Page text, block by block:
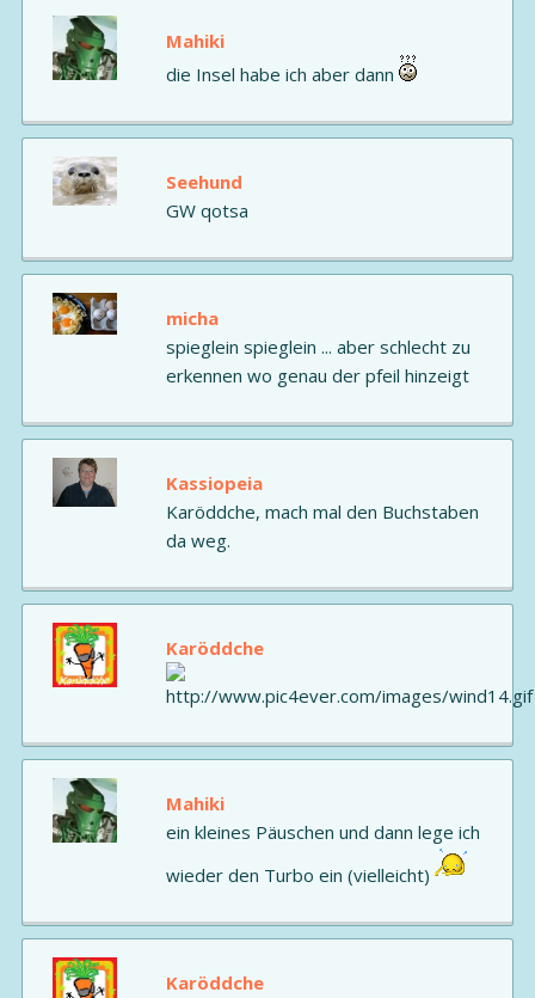
Mahiki
die Insel habe ich aber dann
Seehund
GW qotsa
micha
spieglein spieglein ... aber schlecht zu
erkennen wo genau der pfeil hinzeigt
Kassiopeia
Karöddche, mach mal den Buchstaben
da weg.
Karöddche
Mahiki
ein kleines Päuschen und dann lege ich
wieder den Turbo ein (vielleicht)
Karöddche